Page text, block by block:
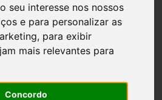
seu interesse nos nossos
e para personalizar as
, para exibir
mais relevantes para
Concordo